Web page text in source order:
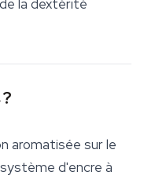
la dextérité
aromatisée sur le
d'encre à